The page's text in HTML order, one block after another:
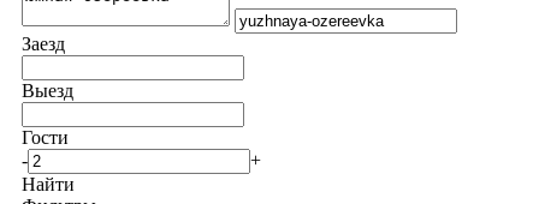
Заезд
Выезд
Гости
-
+
Найти